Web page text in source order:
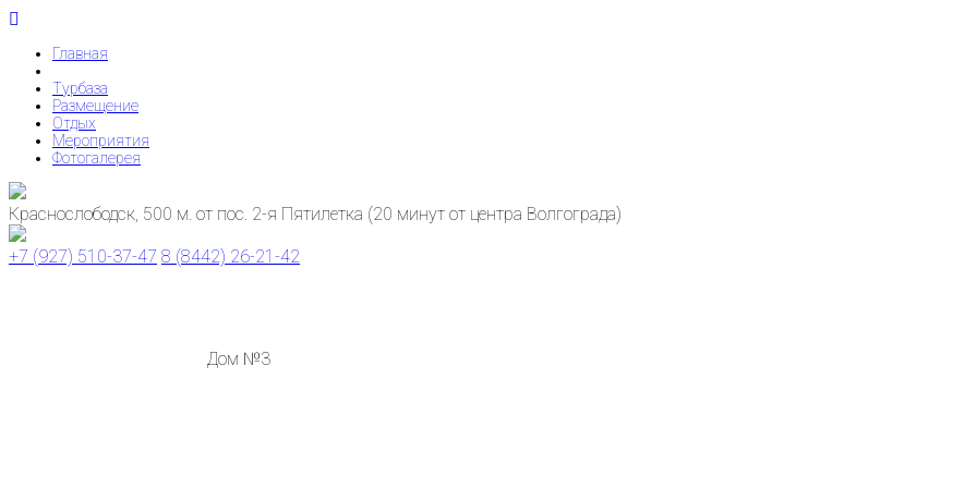
Главная
Турбаза
Размещение
Отдых
Мероприятия
Фотогалерея
Краснослободск, 500 м. от пос. 2-я Пятилетка (20 минут от центра Волгограда)
+7 (927) 510-37-47 8 (8442) 26-21-42
Дом №3